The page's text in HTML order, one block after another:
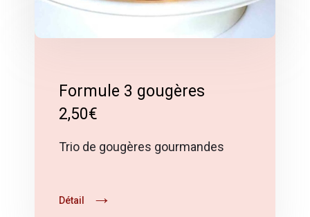
Formule 3 gougères
2,50€
Trio de gougères gourmandes
Détail